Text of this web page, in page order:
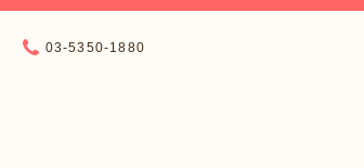
03-5350-1880